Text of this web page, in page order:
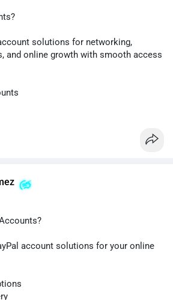
solutions for networking,
and online growth with smooth access
Support
2683
#professionalnetwork
account solutions for your online